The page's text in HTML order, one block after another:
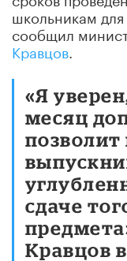
школьникам для
сообщил
Кравцов
«Я
месяц
сдаче
Кравцов